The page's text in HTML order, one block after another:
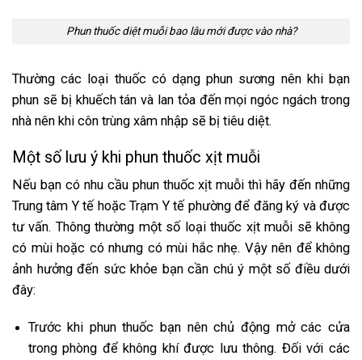
Phun thuốc diệt muỗi bao lâu mới được vào nhà?
Thường các loại thuốc có dạng phun sương nên khi bạn
phun sẽ bị khuếch tán và lan tỏa đến mọi ngóc ngách trong
nhà nên khi côn trùng xâm nhập sẽ bị tiêu diệt.
Một số lưu ý khi phun thuốc xịt muỗi
Nếu bạn có nhu cầu phun thuốc xịt muỗi thì hãy đến những
Trung tâm Y tế hoặc Trạm Y tế phường để đăng ký và được
tư vấn. Thông thường một số loại thuốc xịt muỗi sẽ không
có mùi hoặc có nhưng có mùi hắc nhẹ. Vậy nên để không
ảnh hưởng đến sức khỏe bạn cần chú ý một số điều dưới
đây:
Trước khi phun thuốc bạn nên chủ động mở các cửa
trong phòng để không khí được lưu thông. Đối với các